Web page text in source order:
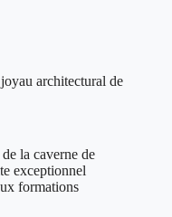
architectural de